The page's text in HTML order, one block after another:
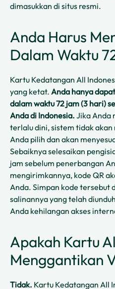
dimasukkan di situs resmi.
Anda Harus
Dalam Waktu
Kartu Kedatangan All
yang ketat. Anda hanya
dalam waktu 72 jam (3 hari)
Anda di Indonesia. Jika Anda
terlalu dini, sistem tidak
Anda pilih dan akan
Sebaiknya selesaikan
jam sebelum penerbangan
mengirimkannya, kode QR
Anda. Simpan kode tersebut
salinannya yang telah
Anda kehilangan akses
Apakah Kartu
Menggantikan
Tidak. Kartu Kedatangan All